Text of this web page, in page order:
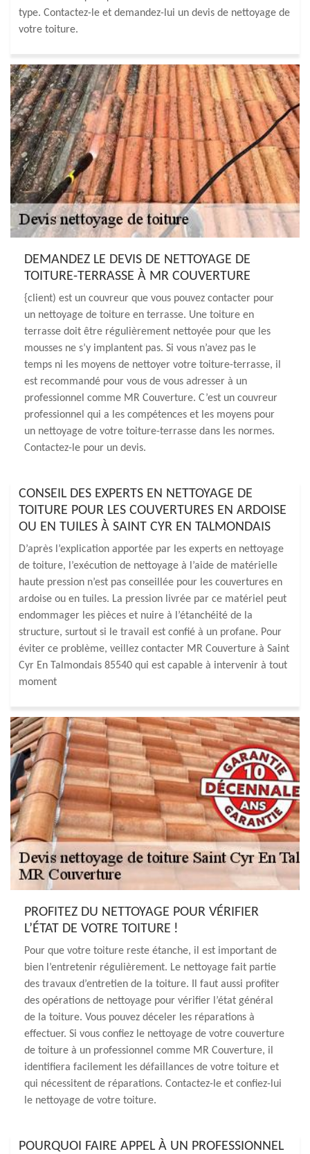
type. Contactez-le et demandez-lui un devis de nettoyage de
votre toiture.
DEMANDEZ LE DEVIS DE NETTOYAGE DE
TOITURE-TERRASSE À MR COUVERTURE
{client) est un couvreur que vous pouvez contacter pour
un nettoyage de toiture en terrasse. Une toiture en
terrasse doit être régulièrement nettoyée pour que les
mousses ne s’y implantent pas. Si vous n’avez pas le
temps ni les moyens de nettoyer votre toiture-terrasse, il
est recommandé pour vous de vous adresser à un
professionnel comme MR Couverture. C’est un couvreur
professionnel qui a les compétences et les moyens pour
un nettoyage de votre toiture-terrasse dans les normes.
Contactez-le pour un devis.
CONSEIL DES EXPERTS EN NETTOYAGE DE
TOITURE POUR LES COUVERTURES EN ARDOISE
OU EN TUILES À SAINT CYR EN TALMONDAIS
D’après l’explication apportée par les experts en nettoyage
de toiture, l’exécution de nettoyage à l’aide de matérielle
haute pression n’est pas conseillée pour les couvertures en
ardoise ou en tuiles. La pression livrée par ce matériel peut
endommager les pièces et nuire à l’étanchéité de la
structure, surtout si le travail est confié à un profane. Pour
éviter ce problème, veillez contacter MR Couverture à Saint
Cyr En Talmondais 85540 qui est capable à intervenir à tout
moment
PROFITEZ DU NETTOYAGE POUR VÉRIFIER
L’ÉTAT DE VOTRE TOITURE !
Pour que votre toiture reste étanche, il est important de
bien l’entretenir régulièrement. Le nettoyage fait partie
des travaux d’entretien de la toiture. Il faut aussi profiter
des opérations de nettoyage pour vérifier l’état général
de la toiture. Vous pouvez déceler les réparations à
effectuer. Si vous confiez le nettoyage de votre couverture
de toiture à un professionnel comme MR Couverture, il
identifiera facilement les défaillances de votre toiture et
qui nécessitent de réparations. Contactez-le et confiez-lui
le nettoyage de votre toiture.
POURQUOI FAIRE APPEL À UN PROFESSIONNEL